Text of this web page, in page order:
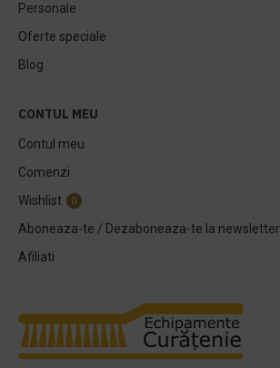
Personale
Oferte speciale
Blog
CONTUL MEU
Contul meu
Comenzi
Wishlist
0
Aboneaza-te / Dezaboneaza-te la newsletter
Afiliati